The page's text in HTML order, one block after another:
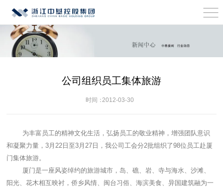
公司组织员工集体旅游
时间：2012-03-30
为丰富员工的精神文化生活，弘扬员工的敬业精神，增强团队意识
和凝聚力量，3月22日至3月27日，我公司工会分2批组织了98位员工赴厦
门集体旅游。
厦门是一座风姿绰约的旅游城市，岛、礁、岩、寺与海水、沙滩、
阳光、花木相互映衬，侨乡风情、闽台习俗、海滨美食、异国建筑融为一